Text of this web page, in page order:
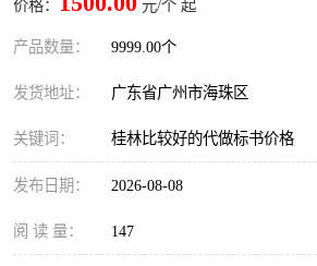
价格： 元/个 起
产品数量： 9999.00个
发货地址： 广东省广州市海珠区
关键词： 桂林比较好的代做标书价格
发布日期： 2026-08-08
阅 读 量： 147